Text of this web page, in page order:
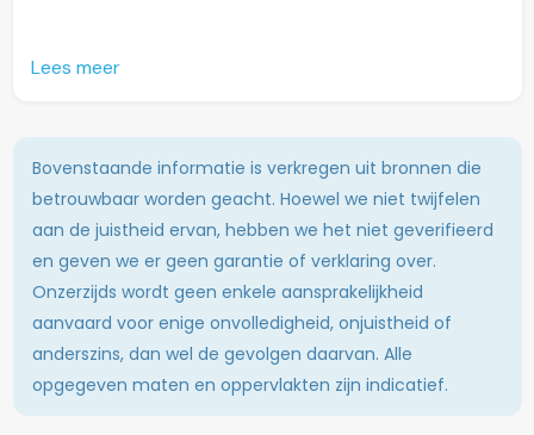
voorzijde van het pand, biedt een comfortabele en
de badkamers, waarvan één is uitgerust met een luxe
bad. Daarnaast is er een wasmachine beschikbaar in de
kelder.
Belangrijke details:
De kamer wordt momenteel volledig gerenoveerd en
ingericht met nieuwe meubels, waaronder een
comfortabel bed, ruime kledingkast, bureau en
bureaustoel. Dit biedt jou de kans om een stijlvol en
Lees meer
Bovenstaande informatie is verkregen uit bronnen die
betrouwbaar worden geacht. Hoewel we niet twijfelen
aan de juistheid ervan, hebben we het niet geverifieerd
en geven we er geen garantie of verklaring over.
Onzerzijds wordt geen enkele aansprakelijkheid
aanvaard voor enige onvolledigheid, onjuistheid of
anderszins, dan wel de gevolgen daarvan. Alle
opgegeven maten en oppervlakten zijn indicatief.